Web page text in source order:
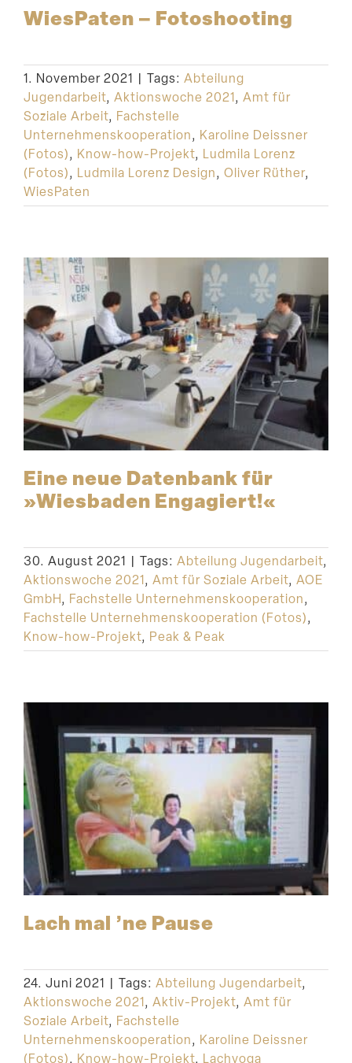
WiesPaten – Fotoshooting
1. November 2021 | Tags: Abteilung
Jugendarbeit, Aktionswoche 2021, Amt für
Soziale Arbeit, Fachstelle
Unternehmenskooperation, Karoline Deissner
(Fotos), Know-how-Projekt, Ludmila Lorenz
(Fotos), Ludmila Lorenz Design, Oliver Rüther,
WiesPaten
Eine neue Datenbank für
»Wiesbaden Engagiert!«
30. August 2021 | Tags: Abteilung Jugendarbeit,
Aktionswoche 2021, Amt für Soziale Arbeit, AOE
GmbH, Fachstelle Unternehmenskooperation,
Fachstelle Unternehmenskooperation (Fotos),
Know-how-Projekt, Peak & Peak
Lach mal ’ne Pause
24. Juni 2021 | Tags: Abteilung Jugendarbeit,
Aktionswoche 2021, Aktiv-Projekt, Amt für
Soziale Arbeit, Fachstelle
Unternehmenskooperation, Karoline Deissner
(Fotos), Know-how-Projekt, Lachyoga